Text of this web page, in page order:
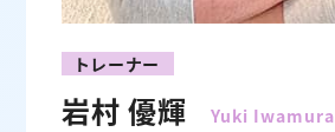
トレーナー
岩村 優輝 Yuki Iwamura